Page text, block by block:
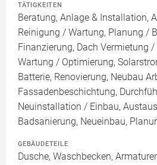
TÄTIGKEITEN
Beratung, Anlage & Installation,
Reinigung / Wartung, Planung /
Finanzierung, Dach Vermietung
Wartung / Optimierung,
Batterie, Renovierung, Neubau
Fassadenbeschichtung,
Neuinstallation / Einbau,
Badsanierung, Neueinbau,
GEBÄUDETEILE
Dusche, Waschbecken,